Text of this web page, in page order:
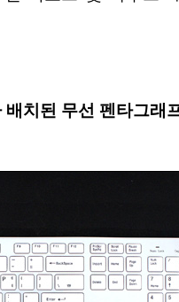
치된 무선 펜타그래